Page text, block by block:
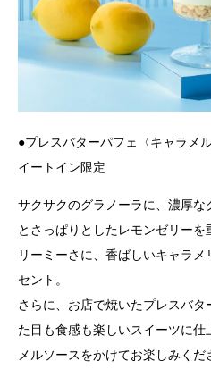
●プレスバターパフェ〈キャラメ
イートイン限定
サクサクのグラノーラに、濃厚
とさっぱりとしたレモンゼリー
リーミーさに、香ばしいキャラ
セント。
さらに、お店で焼いたプレスバ
た目も食感も楽しいスイーツに
メルソースをかけてお楽しみくだ